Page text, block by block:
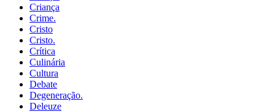
Criança
Crime.
Cristo
Cristo.
Crítica
Culinária
Cultura
Debate
Degeneração.
Deleuze